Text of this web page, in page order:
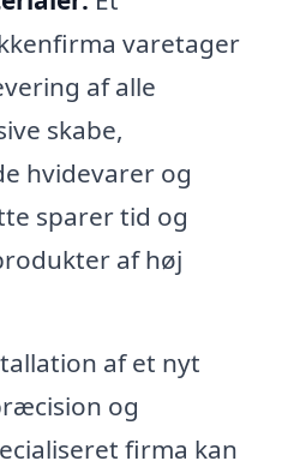
varetager
af alle
skabe,
hvidevarer og
sparer tid og
af høj
af et nyt
og
firma kan